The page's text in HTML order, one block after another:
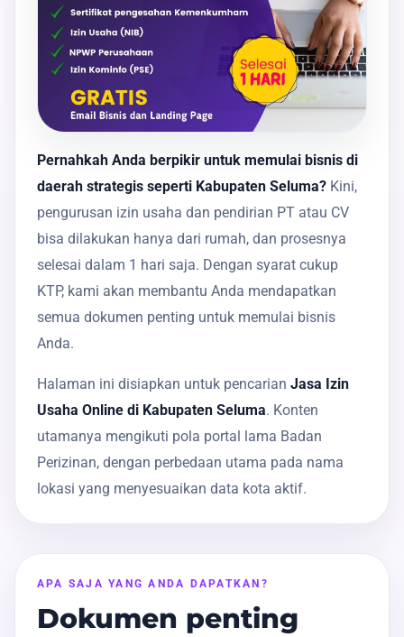
Pernahkah Anda berpikir untuk memulai bisnis di
daerah strategis seperti Kabupaten Seluma? Kini,
pengurusan izin usaha dan pendirian PT atau CV
bisa dilakukan hanya dari rumah, dan prosesnya
selesai dalam 1 hari saja. Dengan syarat cukup
KTP, kami akan membantu Anda mendapatkan
semua dokumen penting untuk memulai bisnis
Anda.
Halaman ini disiapkan untuk pencarian Jasa Izin
Usaha Online di Kabupaten Seluma. Konten
utamanya mengikuti pola portal lama Badan
Perizinan, dengan perbedaan utama pada nama
lokasi yang menyesuaikan data kota aktif.
APA SAJA YANG ANDA DAPATKAN?
Dokumen penting